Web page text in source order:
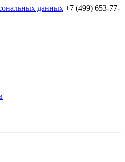
данных +7 (499) 653-77-